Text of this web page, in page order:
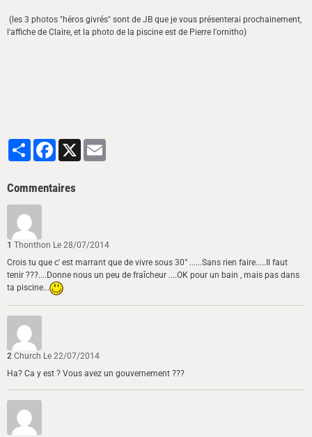
(les 3 photos "héros givrés" sont de JB que je vous présenterai prochainement,
l'affiche de Claire, et la photo de la piscine est de Pierre l'ornitho)
PartagerFacebook
X
Commentaires
1 Thonthon Le 28/07/2014
Crois tu que c' est marrant que de vivre sous 30° ......Sans rien faire.....Il faut
tenir ???....Donne nous un peu de fraîcheur ....OK pour un bain , mais pas dans
ta piscine...
2 Church Le 22/07/2014
Ha? Ca y est ? Vous avez un gouvernement ???